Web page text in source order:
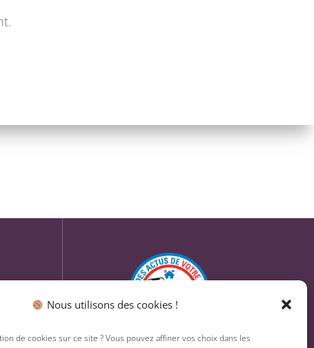
Nous utilisons des cookies !
de cookies sur ce site ? Vous pouvez affiner vos choix dans les